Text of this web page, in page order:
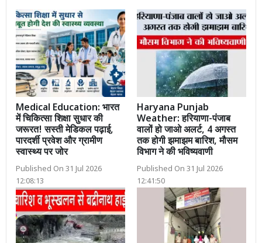
Medical Education: भारत
में चिकित्सा शिक्षा सुधार की
जरूरत! सस्ती मेडिकल पढ़ाई,
पारदर्शी प्रवेश और ग्रामीण
स्वास्थ्य पर जोर
Published On 31 Jul 2026
12:08:13
Haryana Punjab
Weather: हरियाणा-पंजाब
वालों हो जाओ अलर्ट, 4 अगस्त
तक होगी झमाझम बारिश, मौसम
विभाग ने की भविष्यवाणी
Published On 31 Jul 2026
12:41:50